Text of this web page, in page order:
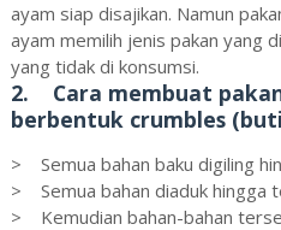
ayam siap disajikan. Namun
ayam memilih jenis pakan yang
yang tidak di konsumsi.
2. Cara membuat
berbentuk crumbles
> Semua bahan baku digiling
> Semua bahan diaduk hingga
> Kemudian bahan-bahan